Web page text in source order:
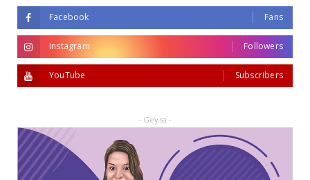
Facebook Fans
Instagram Followers
YouTube Subscribers
- Geysa -